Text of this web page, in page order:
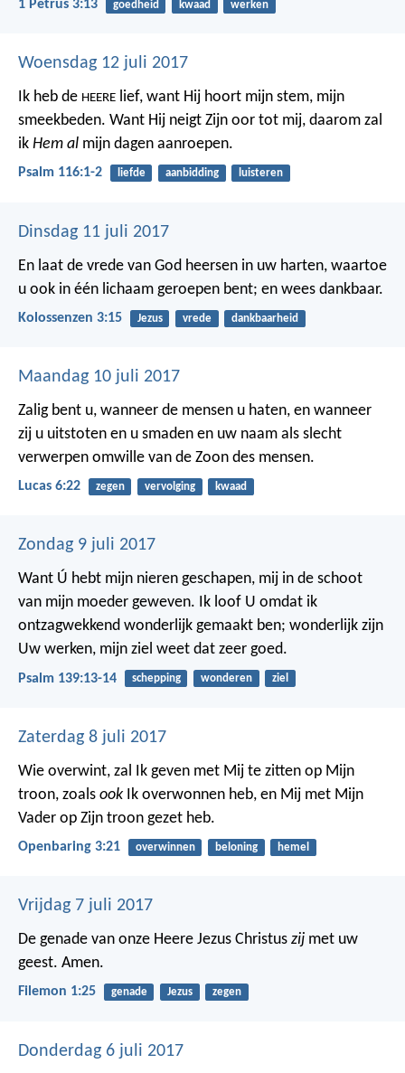
1 Petrus 3:13 goedheid kwaad werken
Woensdag 12 juli 2017
Ik heb de HEERE lief, want Hij hoort mijn stem, mijn
smeekbeden. Want Hij neigt Zijn oor tot mij, daarom zal
ik Hem al mijn dagen aanroepen.
Psalm 116:1-2 liefde aanbidding luisteren
Dinsdag 11 juli 2017
En laat de vrede van God heersen in uw harten, waartoe
u ook in één lichaam geroepen bent; en wees dankbaar.
Kolossenzen 3:15 Jezus vrede dankbaarheid
Maandag 10 juli 2017
Zalig bent u, wanneer de mensen u haten, en wanneer
zij u uitstoten en u smaden en uw naam als slecht
verwerpen omwille van de Zoon des mensen.
Lucas 6:22 zegen vervolging kwaad
Zondag 9 juli 2017
Want Ú hebt mijn nieren geschapen, mij in de schoot
van mijn moeder geweven. Ik loof U omdat ik
ontzagwekkend wonderlijk gemaakt ben; wonderlijk zijn
Uw werken, mijn ziel weet dat zeer goed.
Psalm 139:13-14 schepping wonderen ziel
Zaterdag 8 juli 2017
Wie overwint, zal Ik geven met Mij te zitten op Mijn
troon, zoals ook Ik overwonnen heb, en Mij met Mijn
Vader op Zijn troon gezet heb.
Openbaring 3:21 overwinnen beloning hemel
Vrijdag 7 juli 2017
De genade van onze Heere Jezus Christus zij met uw
geest. Amen.
Filemon 1:25 genade Jezus zegen
Donderdag 6 juli 2017